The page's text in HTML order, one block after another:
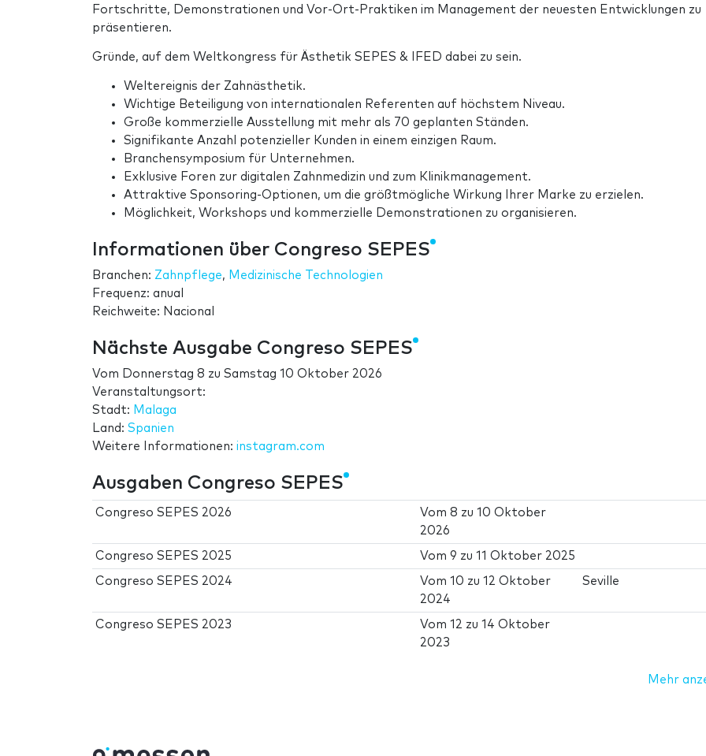
Fortschritte, Demonstrationen und Vor-Ort-Praktiken im Management der neuesten Entwicklungen zu
präsentieren.
Gründe, auf dem Weltkongress für Ästhetik SEPES & IFED dabei zu sein.
Weltereignis der Zahnästhetik.
Wichtige Beteiligung von internationalen Referenten auf höchstem Niveau.
Große kommerzielle Ausstellung mit mehr als 70 geplanten Ständen.
Signifikante Anzahl potenzieller Kunden in einem einzigen Raum.
Branchensymposium für Unternehmen.
Exklusive Foren zur digitalen Zahnmedizin und zum Klinikmanagement.
Attraktive Sponsoring-Optionen, um die größtmögliche Wirkung Ihrer Marke zu erzielen.
Möglichkeit, Workshops und kommerzielle Demonstrationen zu organisieren.
Informationen über Congreso SEPES
Branchen: Zahnpflege, Medizinische Technologien
Frequenz: anual
Reichweite: Nacional
Nächste Ausgabe Congreso SEPES
Vom Donnerstag 8 zu Samstag 10 Oktober 2026
Veranstaltungsort:
Stadt: Malaga
Land: Spanien
Weitere Informationen: instagram.com
Ausgaben Congreso SEPES
Congreso SEPES 2026 Vom8 zu10 Oktober
2026
Congreso SEPES 2025 Vom9 zu11 Oktober 2025
Congreso SEPES 2024 Vom10 zu12 Oktober
2024
Seville
Congreso SEPES 2023 Vom12 zu14 Oktober
2023
Mehr